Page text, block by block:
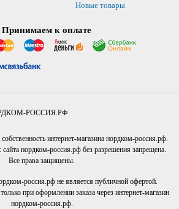
Новые товары
Принимаем к оплате
РОССИЯ.РФ
интернет-магазина нордком-россия.рф.
нордком-россия.рф без разрешения запрещена.
Все права защищены.
россия.рф не является публичной офертой.
при оформлении заказа через интернет-магазин
нордком-россия.рф.